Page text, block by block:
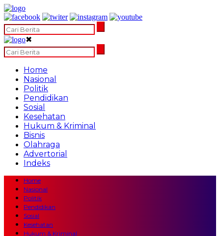
✖
Home
Nasional
Politik
Pendidikan
Sosial
Kesehatan
Hukum & Kriminal
Bisnis
Olahraga
Advertorial
Indeks
Home
Nasional
Politik
Pendidikan
Sosial
Kesehatan
Hukum & Kriminal